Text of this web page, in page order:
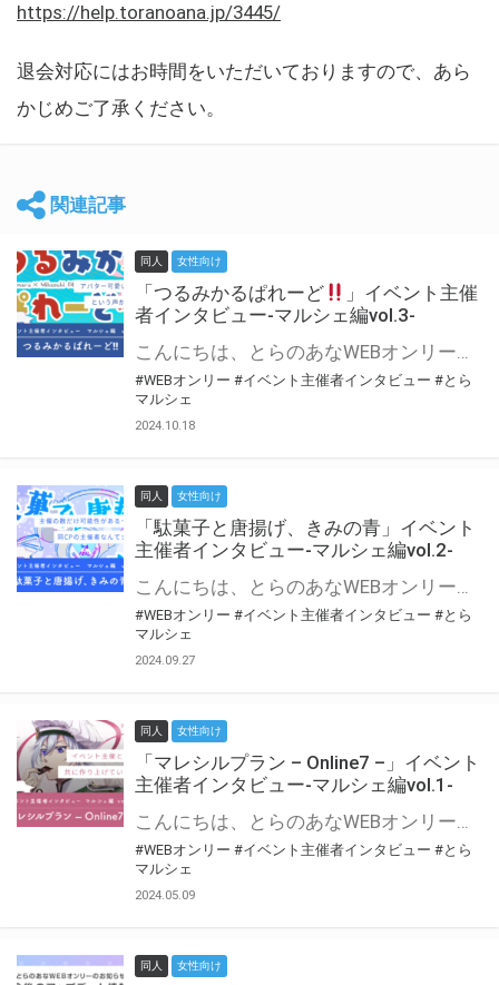
https://help.toranoana.jp/3445/
退会対応にはお時間をいただいておりますので、あら
かじめご了承ください。
関連記事
同人 女性向け
「つるみかるぱれーど
」イベント主催
者インタビュー-マルシェ編vol.3-
こんにちは、とらのあなWEBオンリー運営スタッフです。 新たにお届けする、イベント主催者インタビュー-マルシェ編-は、 とらのあなWEBオンリー「マルシェ」をご利用した主催様に 「マルシェ」を使って開催した感想や心がけをお聞きする企画です。 今回は、WEBオンリー初開催「つるみかるぱれーど
#WEBオンリー #イベント主催者インタビュー #とら
マルシェ
2024.10.18
同人 女性向け
「駄菓子と唐揚げ、きみの青」イベント
主催者インタビュー-マルシェ編vol.2-
こんにちは、とらのあなWEBオンリー運営スタッフです。 新たにお届けする、イベント主催者インタビュー-マルシェ編-は、 とらのあなWEBオンリー「マルシェ」をご利用の主催様に 「マルシェ」を使ってイベントを開催した感想や心がけをお聞きする企画です。 今回は、WEBオンリー初開催「駄菓子と唐揚げ、きみの青」より、 主催のぎこ六屋様にお話を伺いました。 協力：ぎこ六屋様／イベント公式Twitter（@krkgwks） とらのあなWEBオンリー「マルシェ」とは？ WEBオンリーでリアルタイムでコミュニケーションがとれるオンライン会場です。
#WEBオンリー #イベント主催者インタビュー #とら
マルシェ
2024.09.27
同人 女性向け
「マレシルプラン – Online7 –」イベント
主催者インタビュー-マルシェ編vol.1-
こんにちは、とらのあなWEBオンリー運営スタッフです。 新たにお届けする、イベント主催者インタビュー-マルシェ編-は、 とらのあなWEBオンリー「マルシェ」をご利用した主催様に 「マルシェ」を使って開催した感想や心がけをお聞きする企画です。 今回は、WEBオンリー開催7回目迎えた「マレシルプラン – Online7 –」より、 主催の玉川うた様にお話を伺いました。 ▼マレシルプランのインタビュー前回記事 「イベント主催者インタビュー vol.6」はこちら 協力：玉川うた様（マレシルプラン実行委員会 代表）／イベント公式Twitter（@mallesil_plan） とらのあなWEBオンリー「マルシェ」とは？ WEBオンリーでリアルタイムでコミュニケーションがとれるオンライン会場です。
#WEBオンリー #イベント主催者インタビュー #とら
マルシェ
2024.05.09
同人 女性向け